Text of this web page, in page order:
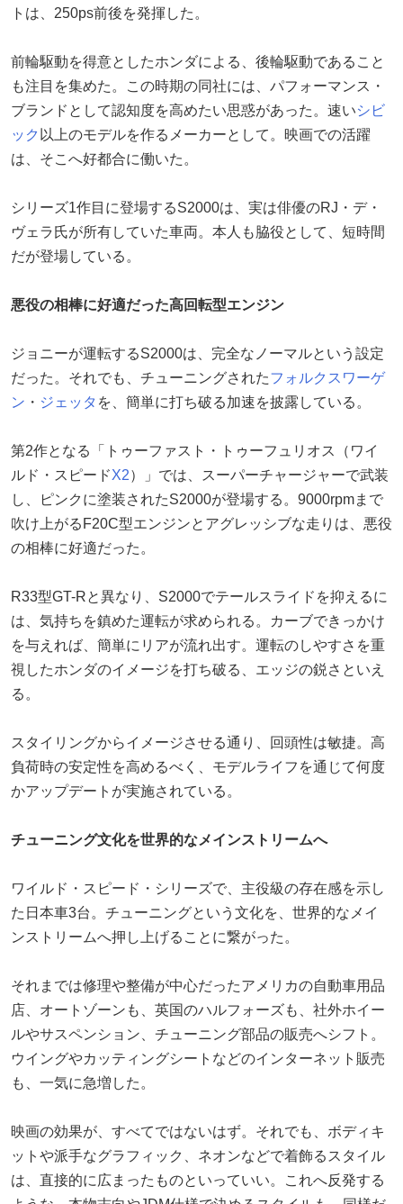
トは、250ps前後を発揮した。
前輪駆動を得意としたホンダによる、後輪駆動であること
も注目を集めた。この時期の同社には、パフォーマンス・
ブランドとして認知度を高めたい思惑があった。速いシビ
ック 以上のモデルを作るメーカーとして。映画での活躍
は、そこへ好都合に働いた。
シリーズ1作目に登場するS2000は、実は俳優のRJ・デ・
ヴェラ氏が所有していた車両。本人も脇役として、短時間
だが登場している。
悪役の相棒に好適だった高回転型エンジン
ジョニーが運転するS2000は、完全なノーマルという設定
だった。それでも、チューニングされたフォルクスワーゲ
ン ・ ジェッタ を、簡単に打ち破る加速を披露している。
第2作となる「トゥーファスト・トゥーフュリオス（ワイ
ルド・スピードX2）」では、スーパーチャージャーで武装
し、ピンクに塗装されたS2000が登場する。9000rpmまで
吹け上がるF20C型エンジンとアグレッシブな走りは、悪役
の相棒に好適だった。
R33型GT-Rと異なり、S2000でテールスライドを抑えるに
は、気持ちを鎮めた運転が求められる。カーブできっかけ
を与えれば、簡単にリアが流れ出す。運転のしやすさを重
視したホンダのイメージを打ち破る、エッジの鋭さといえ
る。
スタイリングからイメージさせる通り、回頭性は敏捷。高
負荷時の安定性を高めるべく、モデルライフを通じて何度
かアップデートが実施されている。
チューニング文化を世界的なメインストリームへ
ワイルド・スピード・シリーズで、主役級の存在感を示し
た日本車3台。チューニングという文化を、世界的なメイ
ンストリームへ押し上げることに繋がった。
それまでは修理や整備が中心だったアメリカの自動車用品
店、オートゾーンも、英国のハルフォーズも、社外ホイー
ルやサスペンション、チューニング部品の販売へシフト。
ウイングやカッティングシートなどのインターネット販売
も、一気に急増した。
映画の効果が、すべてではないはず。それでも、ボディキ
ットや派手なグラフィック、ネオンなどで着飾るスタイル
は、直接的に広まったものといっていい。これへ反発する